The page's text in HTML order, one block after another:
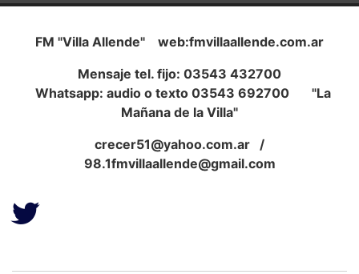
FM "Villa Allende" web:fmvillaallende.com.ar
Mensaje tel. fijo: 03543 432700
Whatsapp: audio o texto 03543 692700 "La
Mañana de la Villa"
crecer51@yahoo.com.ar /
98.1fmvillaallende@gmail.com